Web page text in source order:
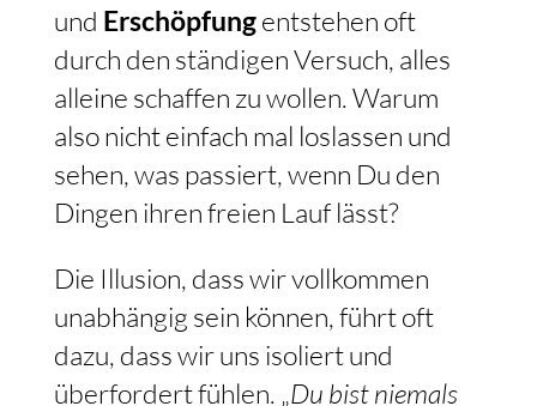
und Erschöpfungentstehen oft
durch den ständigen Versuch, alles
alleine schaffen zu wollen. Warum
also nicht einfach mal loslassen und
sehen, was passiert, wenn Du den
Dingen ihren freien Lauf lässt?
Die Illusion, dass wir vollkommen
unabhängig sein können, führt oft
dazu, dass wir uns isoliert und
überfordert fühlen. „Du bist niemals